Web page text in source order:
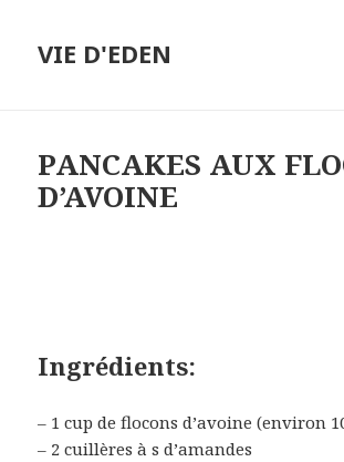
VIE D'EDEN
PANCAKES AUX
D’AVOINE
Ingrédients:
– 1 cup de flocons d’avoine (environ
– 2 cuillères à s d’amandes